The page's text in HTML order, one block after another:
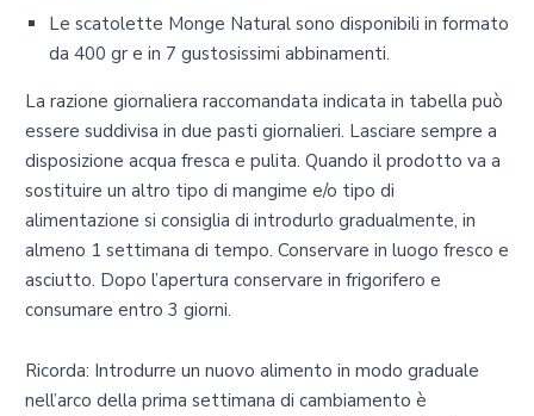
Le scatolette Monge Natural sono disponibili in formato
da 400 gr e in 7 gustosissimi abbinamenti.
La razione giornaliera raccomandata indicata in tabella può
essere suddivisa in due pasti giornalieri. Lasciare sempre a
disposizione acqua fresca e pulita. Quando il prodotto va a
sostituire un altro tipo di mangime e/o tipo di
alimentazione si consiglia di introdurlo gradualmente, in
almeno 1 settimana di tempo. Conservare in luogo fresco e
asciutto. Dopo l’apertura conservare in frigorifero e
consumare entro 3 giorni.
Ricorda: Introdurre un nuovo alimento in modo graduale
nell’arco della prima settimana di cambiamento è